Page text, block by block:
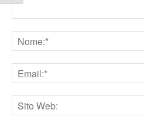
Nome
Email
Sito
web